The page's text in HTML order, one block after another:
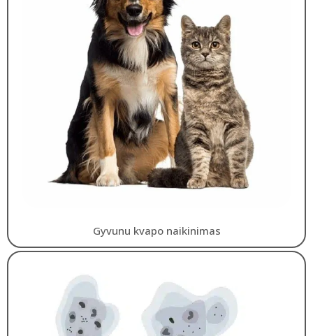
Gyvunu kvapo naikinimas